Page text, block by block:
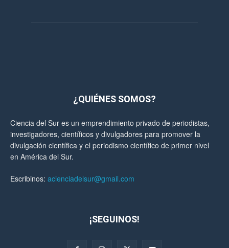
¿QUIÉNES SOMOS?
Ciencia del Sur es un emprendimiento privado de periodistas,
investigadores, científicos y divulgadores para promover la
divulgación científica y el periodismo científico de primer nivel
en América del Sur.
Escribinos: acienciadelsur@gmail.com
¡SEGUINOS!